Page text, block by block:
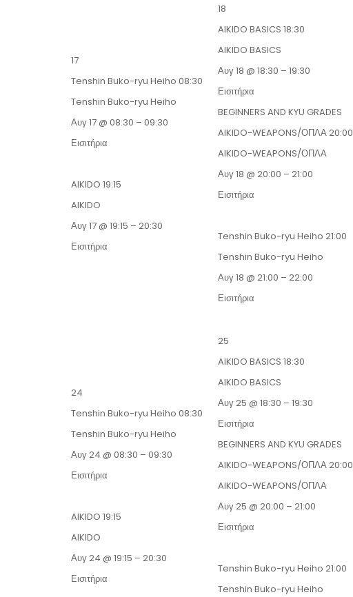
17
Tenshin Buko-ryu Heiho 08:30
Tenshin Buko-ryu Heiho
Αυγ 17 @ 08:30 – 09:30
Εισιτήρια
AIKIDO 19:15
AIKIDO
Αυγ 17 @ 19:15 – 20:30
Εισιτήρια
18
AIKIDO BASICS 18:30
AIKIDO BASICS
Αυγ 18 @ 18:30 – 19:30
Εισιτήρια
BEGINNERS AND KYU GRADES
AIKIDO-WEAPONS/ΟΠΛΑ20:00
AIKIDO-WEAPONS/ΟΠΛΑ
Αυγ 18 @ 20:00 – 21:00
Εισιτήρια
Tenshin Buko-ryu Heiho 21:00
Tenshin Buko-ryu Heiho
Αυγ 18 @ 21:00 – 22:00
Εισιτήρια
24
Tenshin Buko-ryu Heiho 08:30
Tenshin Buko-ryu Heiho
Αυγ 24 @ 08:30 – 09:30
Εισιτήρια
AIKIDO 19:15
AIKIDO
Αυγ 24 @ 19:15 – 20:30
Εισιτήρια
25
AIKIDO BASICS 18:30
AIKIDO BASICS
Αυγ 25 @ 18:30 – 19:30
Εισιτήρια
BEGINNERS AND KYU GRADES
AIKIDO-WEAPONS/ΟΠΛΑ20:00
AIKIDO-WEAPONS/ΟΠΛΑ
Αυγ 25 @ 20:00 – 21:00
Εισιτήρια
Tenshin Buko-ryu Heiho 21:00
Tenshin Buko-ryu Heiho